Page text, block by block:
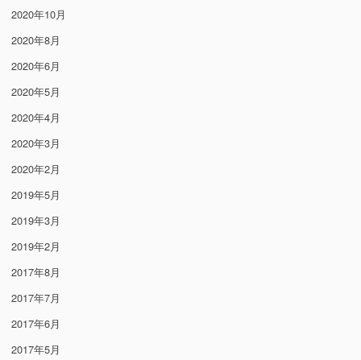
2020年10月
2020年8月
2020年6月
2020年5月
2020年4月
2020年3月
2020年2月
2019年5月
2019年3月
2019年2月
2017年8月
2017年7月
2017年6月
2017年5月